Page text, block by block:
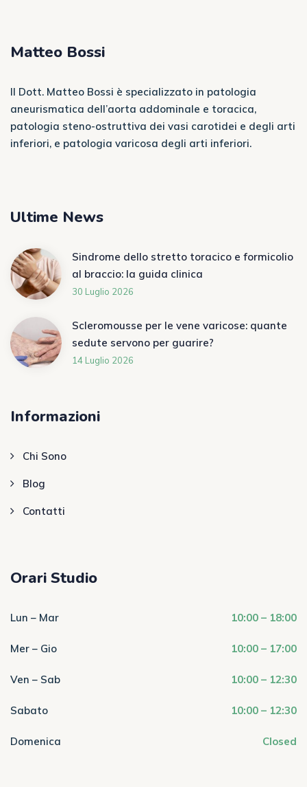
Matteo Bossi
Il Dott. Matteo Bossi è specializzato in patologia
aneurismatica dell’aorta addominale e toracica,
patologia steno-ostruttiva dei vasi carotidei e degli arti
inferiori, e patologia varicosa degli arti inferiori.
Ultime News
Sindrome dello stretto toracico e formicolio
al braccio: la guida clinica
30 Luglio 2026
Scleromousse per le vene varicose: quante
sedute servono per guarire?
14 Luglio 2026
Informazioni
Chi Sono
Blog
Contatti
Orari Studio
Lun – Mar 10:00 – 18:00
Mer – Gio 10:00 – 17:00
Ven – Sab 10:00 – 12:30
Sabato 10:00 – 12:30
Domenica Closed